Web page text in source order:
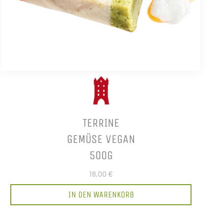
TERRINE
GEMÜSE VEGAN
500G
18,00 €
IN DEN WARENKORB